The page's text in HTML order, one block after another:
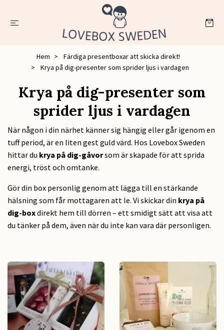
Hem
Färdiga presentboxar att skicka direkt!
Krya på dig-presenter som sprider ljus i vardagen
Krya på dig-presenter som
sprider ljus i vardagen
När någon i din närhet känner sig hängig eller går igenom en
tuff period, är en liten gest guld värd. Hos Lovebox Sweden
hittar du krya på dig-gåvorsom är skapade för att sprida
energi, tröst och omtanke.
Gör din box personlig genom att lägga till en stärkande
hälsning som får mottagaren att le. Vi skickar din krya på
dig-boxdirekt hem till dörren – ett smidigt sätt att visa att
du tänker på dem, även när du inte kan vara där personligen.